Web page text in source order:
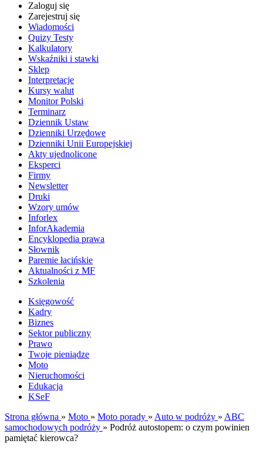
Zaloguj się
Zarejestruj się
Wiadomości
Quizy Testy
Kalkulatory
Wskaźniki i stawki
Sklep
Interpretacje
Kursy walut
Monitor Polski
Terminarz
Dziennik Ustaw
Dzienniki Urzędowe
Dzienniki Unii Europejskiej
Akty ujednolicone
Eksperci
Firmy
Newsletter
Druki
Wzory umów
Inforlex
InforAkademia
Encyklopedia prawa
Słownik
Paremie łacińskie
Aktualności z MF
Szkolenia
Księgowość
Kadry
Biznes
Sektor publiczny
Prawo
Twoje pieniądze
Moto
Nieruchomości
Edukacja
KSeF
Strona główna » Moto » Moto porady » Auto w podróży » ABC
samochodowych podróży » Podróż autostopem: o czym powinien
pamiętać kierowca?